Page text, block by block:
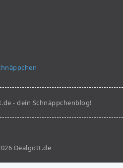
- dein Schnäppchenblog!
Dealgott.de